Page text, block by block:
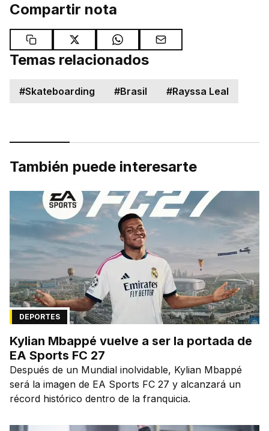
Compartir nota
Temas relacionados
#Skateboarding #Brasil #Rayssa Leal
También puede interesarte
DEPORTES
Kylian Mbappé vuelve a ser la portada de
EA Sports FC 27
Después de un Mundial inolvidable, Kylian Mbappé
será la imagen de EA Sports FC 27 y alcanzará un
récord histórico dentro de la franquicia.